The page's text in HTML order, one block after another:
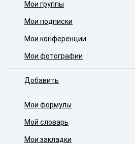
Мои группы
Мои подписки
Мои конференции
Мои фотографии
Добавить
Мои формулы
Мой словарь
Мои закладки